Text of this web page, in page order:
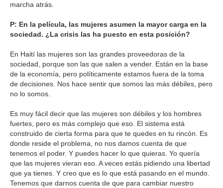
marcha atrás.
P: En la película, las mujeres asumen la mayor carga en la
sociedad. ¿La crisis las ha puesto en esta posición?
En Haití las mujeres son las grandes proveedoras de la
sociedad, porque son las que salen a vender. Están en la base
de la economía, pero políticamente estamos fuera de la toma
de decisiones. Nos hace sentir que somos las más débiles, pero
no lo somos.
Es muy fácil decir que las mujeres son débiles y los hombres
fuertes, pero es más complejo que eso. El sistema está
construido de cierta forma para que te quedes en tu rincón. Es
donde reside el problema, no nos damos cuenta de que
tenemos el poder. Y puedes hacer lo que quieras. Yo quería
que las mujeres vieran eso. A veces estás pidiendo una libertad
que ya tienes. Y creo que es lo que está pasando en el mundo.
Tenemos que darnos cuenta de que para cambiar nuestro